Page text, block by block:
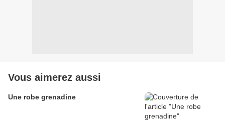
Vous aimerez aussi
Une robe grenadine